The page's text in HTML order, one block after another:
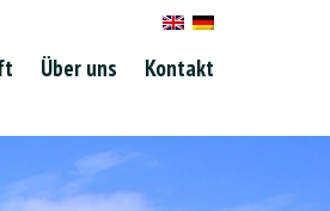
Über uns Kontakt